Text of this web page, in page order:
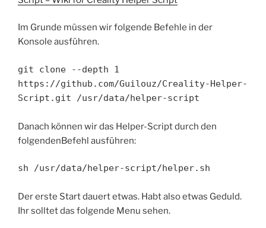
Im Grunde müssen wir folgende Befehle in der
Konsole ausführen.
git clone --depth 1
https://github.com/Guilouz/Creality-Helper-
Script.git /usr/data/helper-script
Danach können wir das Helper-Script durch den
folgendenBefehl ausführen:
sh /usr/data/helper-script/helper.sh
Der erste Start dauert etwas. Habt also etwas Geduld.
Ihr solltet das folgende Menu sehen.